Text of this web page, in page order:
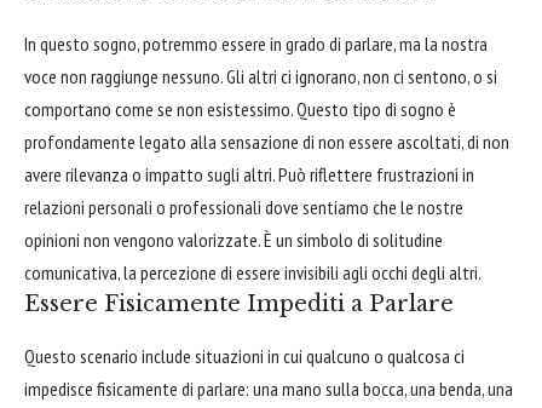
In questo sogno, potremmo essere in grado di parlare, ma la nostra
voce non raggiunge nessuno. Gli altri ci ignorano, non ci sentono, o si
comportano come se non esistessimo. Questo tipo di sogno è
profondamente legato alla sensazione di non essere ascoltati, di non
avere rilevanza o impatto sugli altri. Può riflettere frustrazioni in
relazioni personali o professionali dove sentiamo che le nostre
opinioni non vengono valorizzate. È un simbolo di solitudine
comunicativa, la percezione di essere invisibili agli occhi degli altri.
Essere Fisicamente Impediti a Parlare
Questo scenario include situazioni in cui qualcuno o qualcosa ci
impedisce fisicamente di parlare: una mano sulla bocca, una benda, una